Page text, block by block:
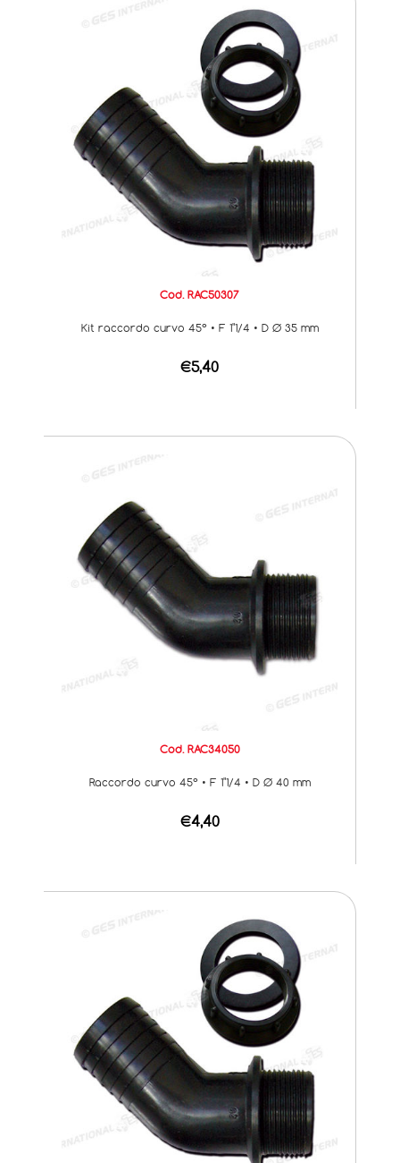
Cod. RAC50307
Kit raccordo curvo 45° • F 1"1/4 • D Ø 35 mm
€5,40
Cod. RAC34050
Raccordo curvo 45° • F 1"1/4 • D Ø 40 mm
€4,40